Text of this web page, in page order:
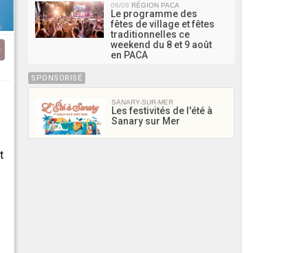
06/08 RÉGION PACA
Le programme des
fêtes de village et fêtes
traditionnelles ce
weekend du 8 et 9 août
en PACA
SPONSORISÉ
SANARY-SUR-MER
Les festivités de l'été à
Sanary sur Mer